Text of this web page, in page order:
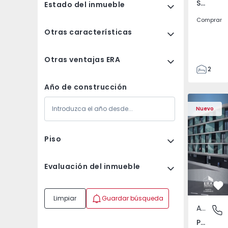
Estado del inmueble
Otras características
Otras ventajas ERA
Año de construcción
Piso
Evaluación del inmueble
Limpiar Guardar búsqueda
Santa Bárbara, Ilha de São Miguel
Comprar
2
110
120
280
1
2
Nuevo
Apartamento T1
Apartamento
Paranhos, Porto